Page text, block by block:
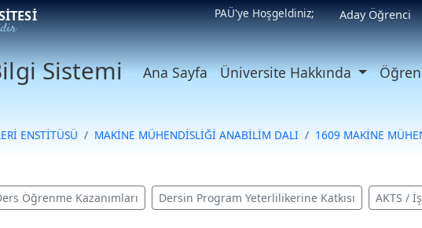
PAÜ'ye Hoşgeldiniz; Aday Öğrenci
Sistemi Ana Sayfa Üniversite Hakkında
ENSTİTÜSÜ MAKİNE MÜHENDİSLİĞİ ANABİLİM DALI 1609 MAKİNE
Öğrenme Kazanımları Dersin Program Yeterlilikerine Katkısı AKTS /